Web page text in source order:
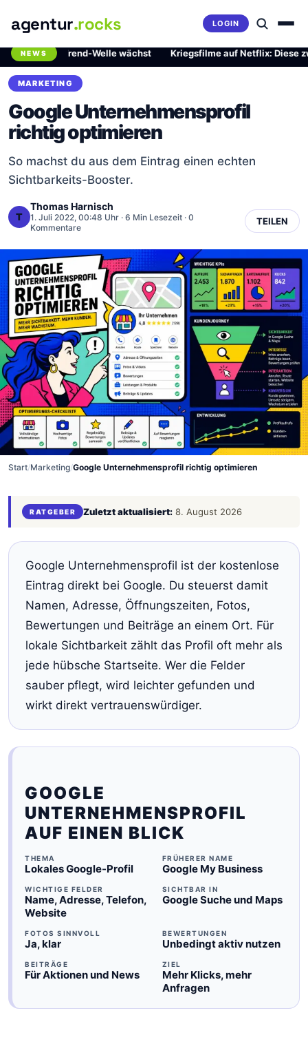
agentur.rocks LOGIN
NEWS
Breaking News Ticker
Trend-Welle wächst· Kriegsfilme auf Netflix: Diese zwei
MARKETING
Google Unternehmensprofil
richtig optimieren
So machst du aus dem Eintrag einen echten
Sichtbarkeits-Booster.
T
Thomas Harnisch
1. Juli 2022, 00:48 Uhr · 6 Min Lesezeit · 0
Kommentare
TEILEN
Start/Marketing/Google Unternehmensprofil richtig optimieren
RATGEBER Zuletzt aktualisiert: 8. August 2026
Google Unternehmensprofil ist der kostenlose
Eintrag direkt bei Google. Du steuerst damit
Namen, Adresse, Öffnungszeiten, Fotos,
Bewertungen und Beiträge an einem Ort. Für
lokale Sichtbarkeit zählt das Profil oft mehr als
jede hübsche Startseite. Wer die Felder
sauber pflegt, wird leichter gefunden und
wirkt direkt vertrauenswürdiger.
GOOGLE
UNTERNEHMENSPROFIL
AUF EINEN BLICK
THEMA
Lokales Google-Profil
FRÜHERER NAME
Google My Business
WICHTIGE FELDER
Name, Adresse, Telefon,
Website
SICHTBAR IN
Google Suche und Maps
FOTOS SINNVOLL
Ja, klar
BEWERTUNGEN
Unbedingt aktiv nutzen
BEITRÄGE
Für Aktionen und News
ZIEL
Mehr Klicks, mehr
Anfragen